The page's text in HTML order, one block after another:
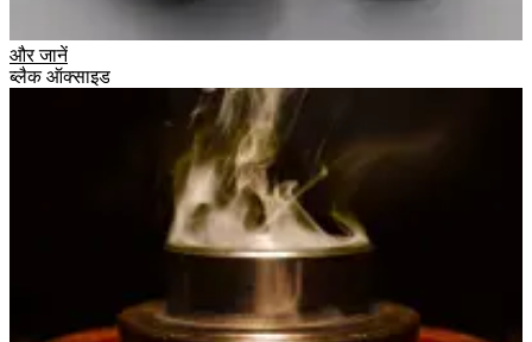
और जानें
ब्लैक ऑक्साइड